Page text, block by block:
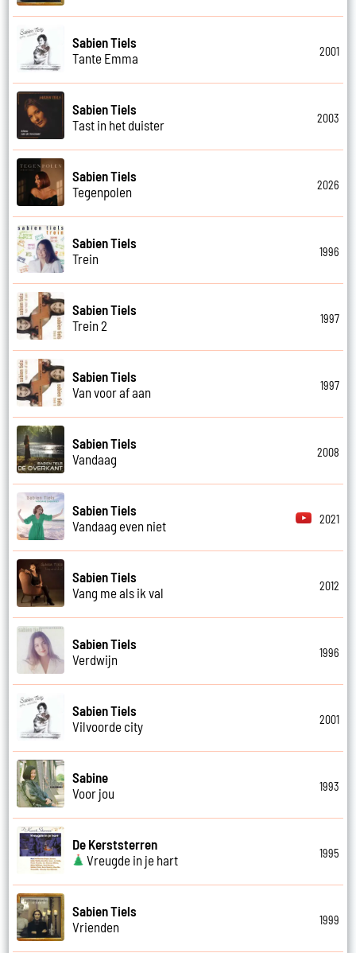
Sabien Tiels
Tante Emma
2001
Sabien Tiels
Tast in het duister
2003
Sabien Tiels
Tegenpolen
2026
Sabien Tiels
Trein
1996
Sabien Tiels
Trein 2
1997
Sabien Tiels
Van voor af aan
1997
Sabien Tiels
Vandaag
2008
Sabien Tiels
Vandaag even niet
2021
Sabien Tiels
Vang me als ik val
2012
Sabien Tiels
Verdwijn
1996
Sabien Tiels
Vilvoorde city
2001
Sabine
Voor jou
1993
De Kerststerren
Vreugde in je hart
1995
Sabien Tiels
Vrienden
1999